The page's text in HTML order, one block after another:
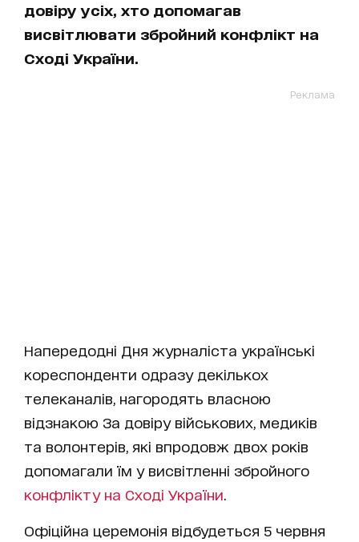
довіру усіх, хто допомагав
висвітлювати збройний конфлікт на
Сході України.
Реклама
Напередодні Дня журналіста українські
кореспонденти одразу декількох
телеканалів, нагородять власною
відзнакою За довіру військових, медиків
та волонтерів, які впродовж двох років
допомагали їм у висвітленні збройного
конфлікту на Сході України
Офіційна церемонія відбудеться 5 червня